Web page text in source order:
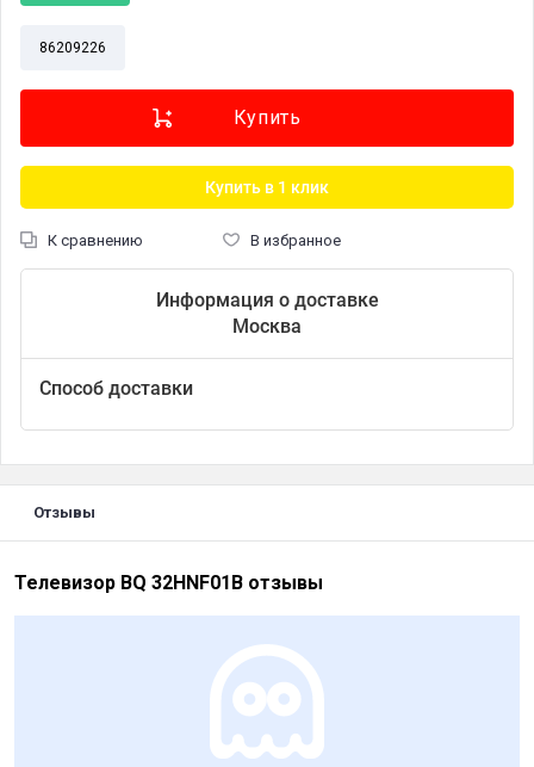
86209226
Купить в 1 клик
К сравнению В избранное
Информация о доставке
Москва
Способ доставки
Отзывы
Телевизор BQ 32HNF01B отзывы